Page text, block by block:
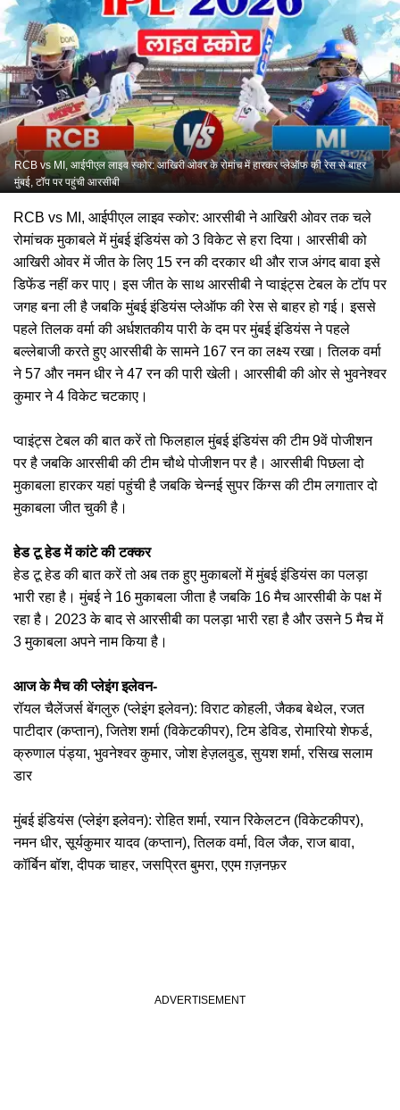
RCB vs MI, आईपीएल लाइव स्कोर: आखिरी ओवर के रोमांच में हारकर प्लेऑफ की रेस से बाहर
मुंबई, टॉप पर पहुंची आरसीबी
RCB vs MI, आईपीएल लाइव स्कोर: आरसीबी ने आखिरी ओवर तक चले
रोमांचक मुकाबले में मुंबई इंडियंस को 3 विकेट से हरा दिया। आरसीबी को
आखिरी ओवर में जीत के लिए 15 रन की दरकार थी और राज अंगद बावा इसे
डिफेंड नहीं कर पाए। इस जीत के साथ आरसीबी ने प्वाइंट्स टेबल के टॉप पर
जगह बना ली है जबकि मुंबई इंडियंस प्लेऑफ की रेस से बाहर हो गई। इससे
पहले तिलक वर्मा की अर्धशतकीय पारी के दम पर मुंबई इंडियंस ने पहले
बल्लेबाजी करते हुए आरसीबी के सामने 167 रन का लक्ष्य रखा। तिलक वर्मा
ने 57 और नमन धीर ने 47 रन की पारी खेली। आरसीबी की ओर से भुवनेश्वर
कुमार ने 4 विकेट चटकाए।
प्वाइंट्स टेबल की बात करें तो फिलहाल मुंबई इंडियंस की टीम 9वें पोजीशन
पर है जबकि आरसीबी की टीम चौथे पोजीशन पर है। आरसीबी पिछला दो
मुकाबला हारकर यहां पहुंची है जबकि चेन्नई सुपर किंग्स की टीम लगातार दो
मुकाबला जीत चुकी है।
हेड टू हेड में कांटे की टक्कर
हेड टू हेड की बात करें तो अब तक हुए मुकाबलों में मुंबई इंडियंस का पलड़ा
भारी रहा है। मुंबई ने 16 मुकाबला जीता है जबकि 16 मैच आरसीबी के पक्ष में
रहा है। 2023 के बाद से आरसीबी का पलड़ा भारी रहा है और उसने 5 मैच में
3 मुकाबला अपने नाम किया है।
आज के मैच की प्लेइंग इलेवन-
रॉयल चैलेंजर्स बेंगलुरु (प्लेइंग इलेवन): विराट कोहली, जैकब बेथेल, रजत
पाटीदार (कप्तान), जितेश शर्मा (विकेटकीपर), टिम डेविड, रोमारियो शेफर्ड,
क्रुणाल पंड्या, भुवनेश्वर कुमार, जोश हेज़लवुड, सुयश शर्मा, रसिख सलाम
डार
मुंबई इंडियंस (प्लेइंग इलेवन): रोहित शर्मा, रयान रिकेलटन (विकेटकीपर),
नमन धीर, सूर्यकुमार यादव (कप्तान), तिलक वर्मा, विल जैक, राज बावा,
कॉर्बिन बॉश, दीपक चाहर, जसप्रित बुमरा, एएम ग़ज़नफ़र